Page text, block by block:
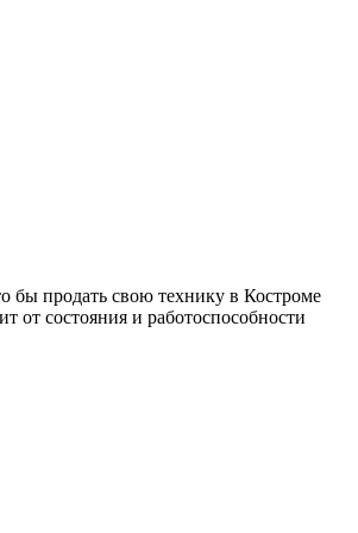
бы продать свою технику в Костроме
от состояния и работоспособности